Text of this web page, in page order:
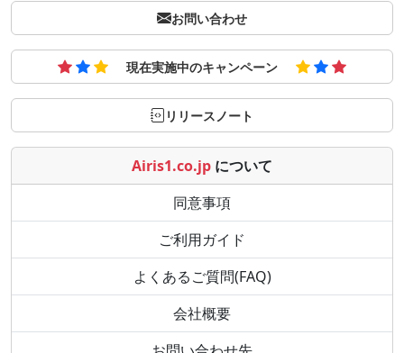
お問い合わせ
現在実施中のキャンペーン
リリースノート
Airis1.co.jp について
同意事項
ご利用ガイド
よくあるご質問(FAQ)
会社概要